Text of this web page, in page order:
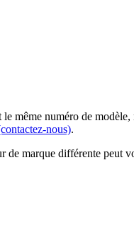
même numéro de
nous).
de marque différente peut